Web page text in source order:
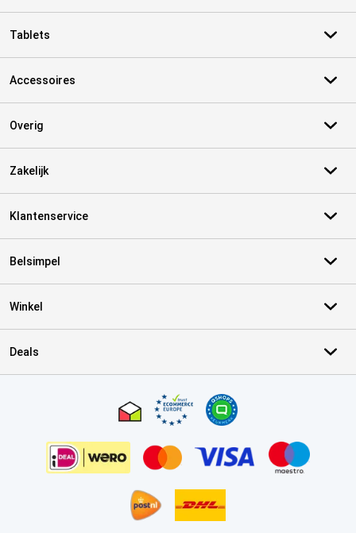
Tablets
Accessoires
Overig
Zakelijk
Klantenservice
Belsimpel
Winkel
Deals